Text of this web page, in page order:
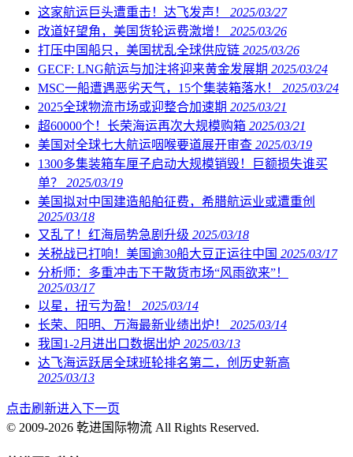
这家航运巨头遭重击！达飞发声！
2025/03/27
改道好望角，美国货轮运费激增！
2025/03/26
打压中国船只，美国扰乱全球供应链 2025/03/26
GECF: LNG航运与加注将迎来黄金发展期 2025/03/24
MSC一船遭遇恶劣天气，15个集装箱落水！
2025/03/24
2025全球物流市场或迎整合加速期 2025/03/21
超60000个！长荣海运再次大规模购箱 2025/03/21
美国对全球七大航运咽喉要道展开审查 2025/03/19
1300多集装箱车厘子启动大规模销毁！巨额损失谁买
单？
2025/03/19
美国拟对中国建造船舶征费，希腊航运业或遭重创
2025/03/18
又乱了！红海局势急剧升级 2025/03/18
关税战已打响！美国逾30船大豆正运往中国 2025/03/17
分析师：多重冲击下干散货市场“风雨欲来”！
2025/03/17
以星，扭亏为盈！
2025/03/14
长荣、阳明、万海最新业绩出炉！
2025/03/14
我国1-2月进出口数据出炉 2025/03/13
达飞海运跃居全球班轮排名第二，创历史新高
2025/03/13
点击刷新进入下一页
© 2009-2026 乾进国际物流 All Rights Reserved.